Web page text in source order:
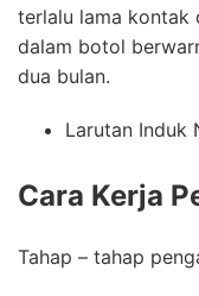
terlalu lama kontak
dalam botol
dua bulan.
Larutan Induk
Cara Kerja
Tahap – tahap